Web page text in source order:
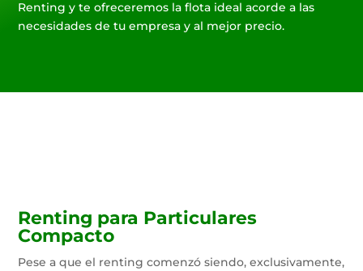
Renting y te ofreceremos la flota ideal acorde a las
necesidades de tu empresa y al mejor precio.
Renting para Particulares
Compacto
Pese a que el renting comenzó siendo, exclusivamente,